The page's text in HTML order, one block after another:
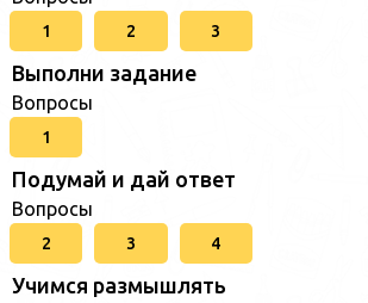
1 2 3
Выполни задание
Вопросы
1
Подумай и дай ответ
Вопросы
2 3 4
Учимся размышлять